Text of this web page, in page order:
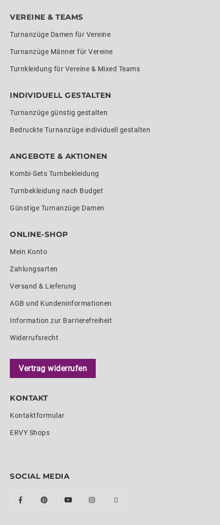
VEREINE & TEAMS
Turnanzüge Damen für Vereine
Turnanzüge Männer für Vereine
Turnkleidung für Vereine & Mixed Teams
INDIVIDUELL GESTALTEN
Turnanzüge günstig gestalten
Bedruckte Turnanzüge individuell gestalten
ANGEBOTE & AKTIONEN
Kombi-Sets Turnbekleidung
Turnbekleidung nach Budget
Günstige Turnanzüge Damen
ONLINE-SHOP
Mein Konto
Zahlungsarten
Versand & Lieferung
AGB und Kundeninformationen
Information zur Barrierefreiheit
Widerrufsrecht
Vertrag widerrufen
KONTAKT
Kontaktformular
ERVY Shops
SOCIAL MEDIA